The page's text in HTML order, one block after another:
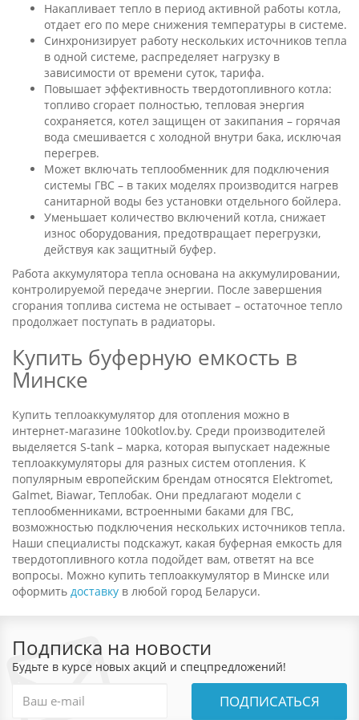
Накапливает тепло в период активной работы котла,
отдает его по мере снижения температуры в системе.
Синхронизирует работу нескольких источников тепла
в одной системе, распределяет нагрузку в
зависимости от времени суток, тарифа.
Повышает эффективность твердотопливного котла:
топливо сгорает полностью, тепловая энергия
сохраняется, котел защищен от закипания – горячая
вода смешивается с холодной внутри бака, исключая
перегрев.
Может включать теплообменник для подключения
системы ГВС – в таких моделях производится нагрев
санитарной воды без установки отдельного бойлера.
Уменьшает количество включений котла, снижает
износ оборудования, предотвращает перегрузки,
действуя как защитный буфер.
Работа аккумулятора тепла основана на аккумулировании,
контролируемой передаче энергии. После завершения
сгорания топлива система не остывает – остаточное тепло
продолжает поступать в радиаторы.
Купить буферную емкость в
Минске
Купить теплоаккумулятор для отопления можно в
интернет-магазине 100kotlov.by. Среди производителей
выделяется S-tank – марка, которая выпускает надежные
теплоаккумуляторы для разных систем отопления. К
популярным европейским брендам относятся Elektromet,
Galmet, Biawar, Теплобак. Они предлагают модели с
теплообменниками, встроенными баками для ГВС,
возможностью подключения нескольких источников тепла.
Наши специалисты подскажут, какая буферная емкость для
твердотопливного котла подойдет вам, ответят на все
вопросы. Можно купить теплоаккумулятор в Минске или
оформить доставку в любой город Беларуси.
Подписка на новости
Будьте в курсе новых акций и спецпредложений!
ПОДПИСАТЬСЯ